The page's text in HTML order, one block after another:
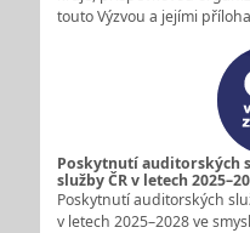
touto Výzvou a jejími
Poskytnutí auditorských
služby ČR v letech
Poskytnutí auditorských
v letech 2025–2028 ve